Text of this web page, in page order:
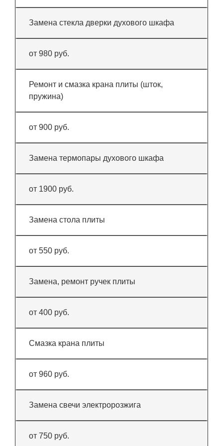
Замена стекла дверки духового шкафа
от 980 руб.
Ремонт и смазка крана плиты (шток,
пружина)
от 900 руб.
Замена термопары духового шкафа
от 1900 руб.
Замена стола плиты
от 550 руб.
Замена, ремонт ручек плиты
от 400 руб.
Смазка крана плиты
от 960 руб.
Замена свечи электророзжига
от 750 руб.